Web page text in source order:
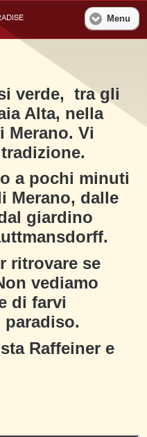
Menu
verde, tra gli
Alta, nella
Merano. Vi
a pochi minuti
Merano, dalle
giardino
ritrovare se
vediamo
di farvi
Raffeiner e